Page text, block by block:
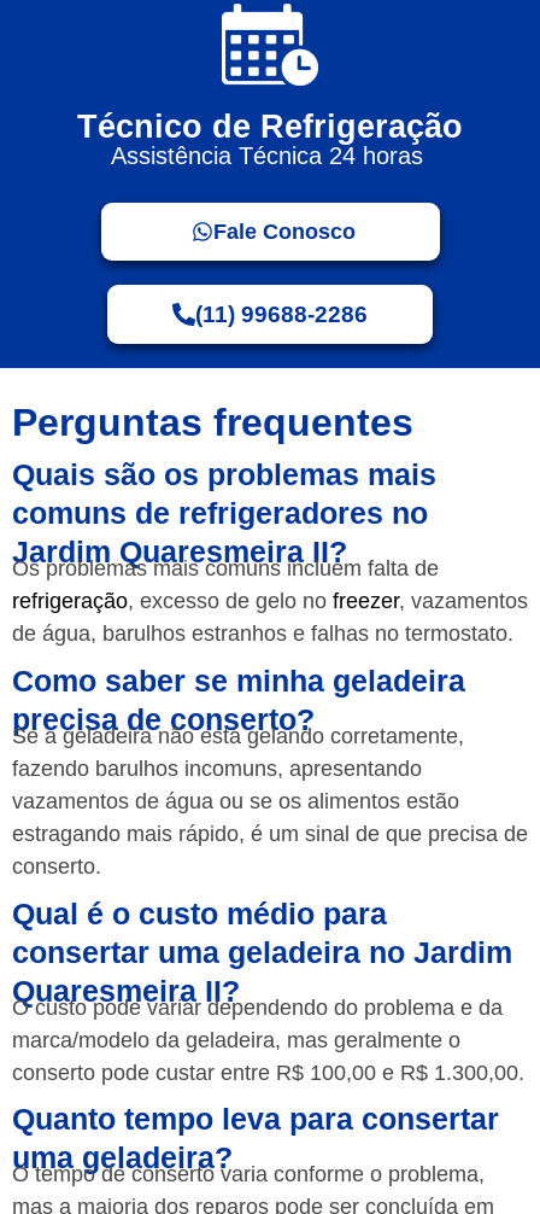
Técnico de Refrigeração
Assistência Técnica 24 horas
Fale Conosco
(11) 99688-2286
Perguntas frequentes
Quais são os problemas mais
comuns de refrigeradores no
Jardim Quaresmeira II?
Os problemas mais comuns incluem falta de
refrigeração, excesso de gelo no freezer, vazamentos
de água, barulhos estranhos e falhas no termostato.
Como saber se minha geladeira
precisa de conserto?
Se a geladeira não está gelando corretamente,
fazendo barulhos incomuns, apresentando
vazamentos de água ou se os alimentos estão
estragando mais rápido, é um sinal de que precisa de
conserto.
Qual é o custo médio para
consertar uma geladeira no Jardim
Quaresmeira II?
O custo pode variar dependendo do problema e da
marca/modelo da geladeira, mas geralmente o
conserto pode custar entre R$ 100,00 e R$ 1.300,00.
Quanto tempo leva para consertar
uma geladeira?
O tempo de conserto varia conforme o problema,
mas a maioria dos reparos pode ser concluída em